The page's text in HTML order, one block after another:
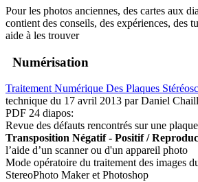
Pour les photos anciennes, des cartes aux
contient des conseils, des expériences, des
aide à les trouver
Numérisation
Traitement Numérique Des Plaques
technique du 17 avril 2013 par Daniel
PDF 24 diapos:
Revue des défauts rencontrés sur une
Transposition Négatif - Positif /
l’aide d’un scanner ou d'un appareil photo
Mode opératoire du traitement des images
StereoPhoto Maker et Photoshop